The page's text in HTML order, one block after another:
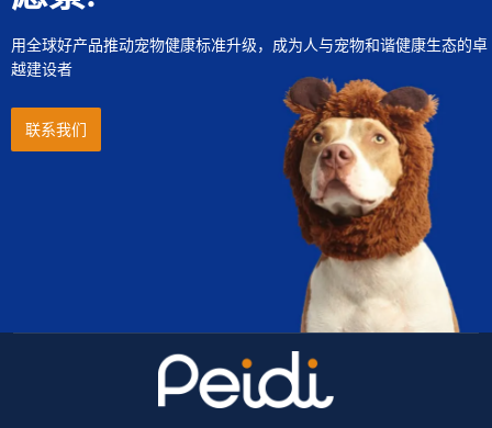
用全球好产品推动宠物健康标准升级，成为人与宠物和谐健康生态的卓
越建设者
联系我们